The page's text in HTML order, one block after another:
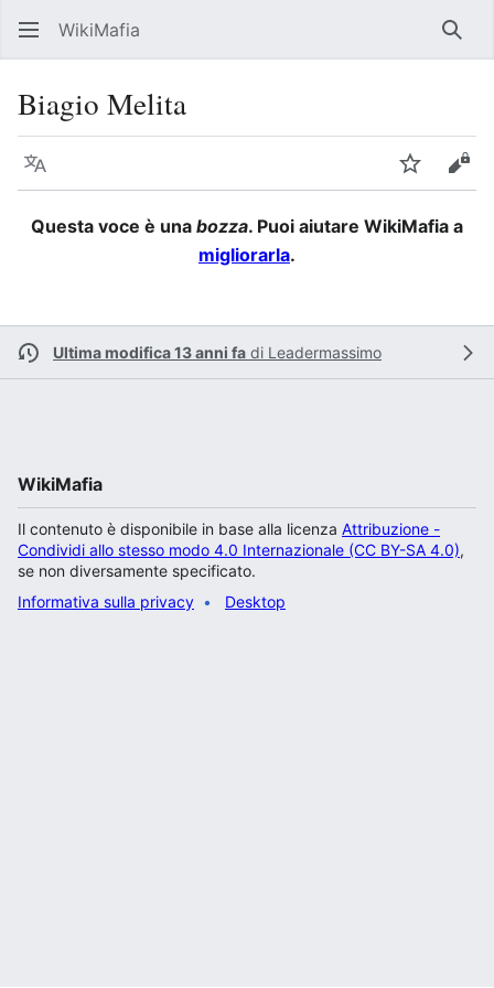
WikiMafia
Biagio Melita
Lingua Segui
Questa voce è una bozza. Puoi aiutare WikiMafia a
migliorarla.
Ultima modifica 13 anni fa di Leadermassimo
WikiMafia
Il contenuto è disponibile in base alla licenza Attribuzione -
Condividi allo stesso modo 4.0 Internazionale (CC BY-SA 4.0),
se non diversamente specificato.
Informativa sulla privacy
Desktop